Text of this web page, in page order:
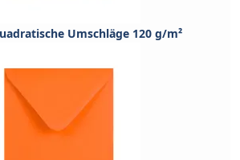
Umschläge 120 g/m²